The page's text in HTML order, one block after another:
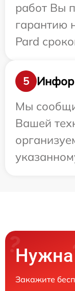
работ Вы
гарантию
Pard
5
Мы
Вашей
Нужна
Закажите